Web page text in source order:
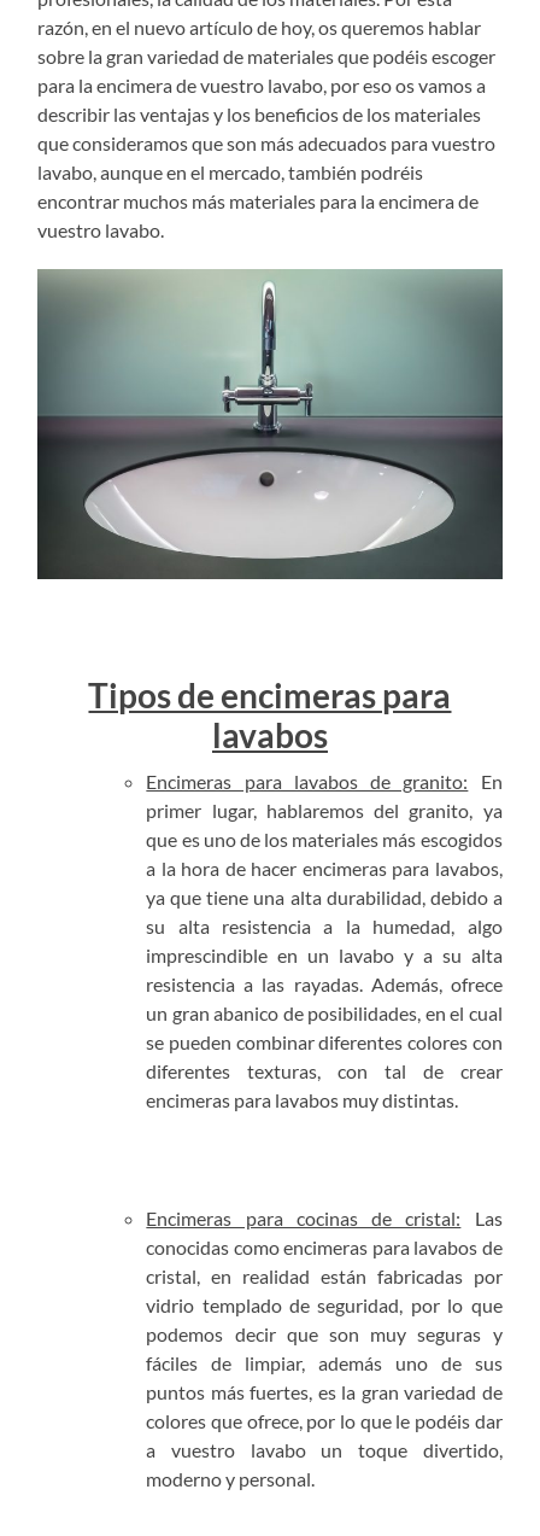
razón, en el nuevo artículo de hoy, os queremos hablar
sobre la gran variedad de materiales que podéis escoger
para la encimera de vuestro lavabo, por eso os vamos a
describir las ventajas y los beneficios de los materiales
que consideramos que son más adecuados para vuestro
lavabo, aunque en el mercado, también podréis
encontrar muchos más materiales para la encimera de
vuestro lavabo.
Tipos de encimeras para
lavabos
Encimeras para lavabos de granito: En
primer lugar, hablaremos del granito, ya
que es uno de los materiales más escogidos
a la hora de hacer encimeras para lavabos,
ya que tiene una alta durabilidad, debido a
su alta resistencia a la humedad, algo
imprescindible en un lavabo y a su alta
resistencia a las rayadas. Además, ofrece
un gran abanico de posibilidades, en el cual
se pueden combinar diferentes colores con
diferentes texturas, con tal de crear
encimeras para lavabos muy distintas.
Encimeras para cocinas de cristal: Las
conocidas como encimeras para lavabos de
cristal, en realidad están fabricadas por
vidrio templado de seguridad, por lo que
podemos decir que son muy seguras y
fáciles de limpiar, además uno de sus
puntos más fuertes, es la gran variedad de
colores que ofrece, por lo que le podéis dar
a vuestro lavabo un toque divertido,
moderno y personal.